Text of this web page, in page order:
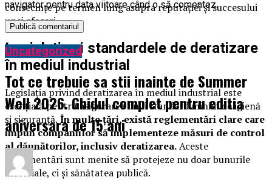
consecințe pe termen lung asupra reputației și succesului
unei afaceri.
Legislația și standardele de deratizare
în mediul industrial
Legislația privind deratizarea în mediul industrial este
esențială pentru asigurarea unui standard minim de igienă
și siguranță. În multe țări, există reglementări clare care
impun companiilor să implementeze măsuri de control
al dăunătorilor, inclusiv deratizarea.Aceste
reglementări sunt menite să protejeze nu doar bunurile
materiale, ci și sănătatea publică.
navigator pentru data viitoare când o să comentez.
Uncategorized
Tot ce trebuie sa stii inainte de Summer
Well 2026. Ghidul complet pentru editia
aniversara de 15 ani